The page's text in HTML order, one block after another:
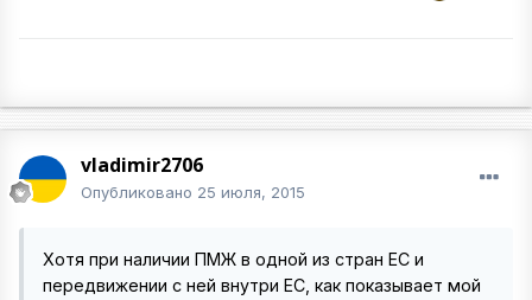
vladimir2706
Опубликовано 25 июля, 2015
Хотя при наличии ПМЖ в одной из стран ЕС и
передвижении с ней внутри ЕС, как показывает мой